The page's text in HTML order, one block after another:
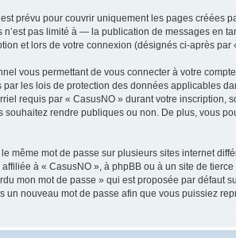
prévu pour couvrir uniquement les pages créées
pas limité à — la publication de messages en
et lors de votre connexion (désignés ci-après par
vous permettant de vous connecter à votre
les lois de protection des données applicables
requis par « CasusNO » durant votre inscription,
rendre publiques ou non. De plus, vous
même mot de passe sur plusieurs sites internet
à « CasusNO », à phpBB ou à un site de
mon mot de passe » qui est proposée par défaut
nouveau mot de passe afin que vous puissiez